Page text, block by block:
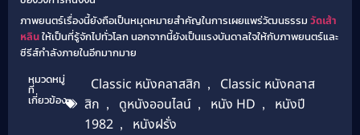
ภาพยนตร์เรื่องนี้ยังถือเป็นหมุดหมายสำคัญในการเผยแพร่วัฒนธรรม วัดเส้า
หลินให้เป็นที่รู้จักไปทั่วโลก นอกจากนี้ยังเป็นแรงบันดาลใจให้กับภาพยนตร์และ
ซีรีส์กำลังภายในอีกมากมาย
หมวดหมู่
ที่
เกี่ยวข้อง
Classic หนังคลาสสิก ,
Classic หนังคลาส
สิก , ดูหนังออนไลน์ , หนัง HD ,
หนังปี
1982 , หนังฝรั่ง